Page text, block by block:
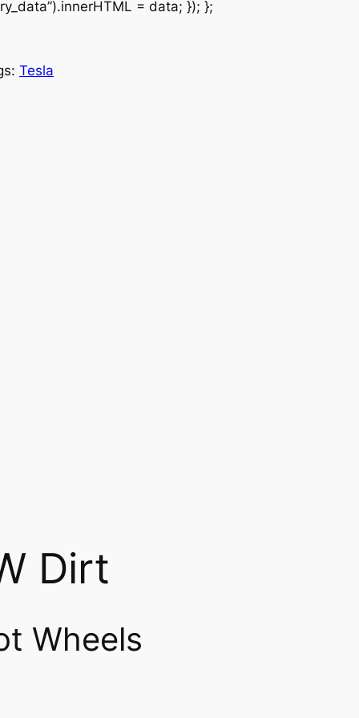
= data; }); };
Tesla
Dirt
Wheels